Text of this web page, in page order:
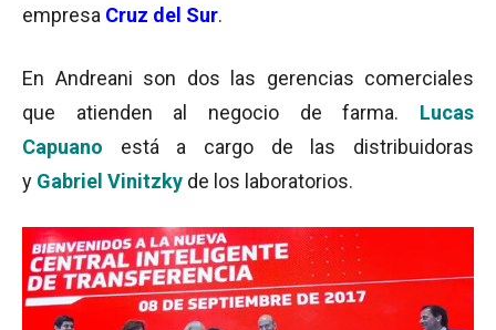
empresa Cruz del Sur.
En Andreani son dos las gerencias comerciales
que atienden al negocio de farma. Lucas
Capuano está a cargo de las distribuidoras
y Gabriel Vinitzky de los laboratorios.